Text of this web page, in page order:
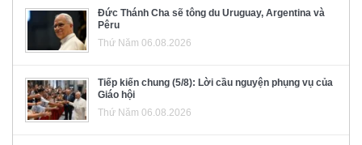
Đức Thánh Cha sẽ tông du Uruguay, Argentina và
Pêru
Thứ Năm 06.08.2026
Tiếp kiến chung (5/8): Lời cầu nguyện phụng vụ của
Giáo hội
Thứ Năm 06.08.2026